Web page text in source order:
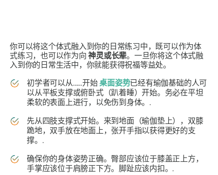
你可以将这个体式融入到你的日常练习中，既可以作为体
式练习，也可以作为向神灵或长辈。一旦你将这个体式融
入到你的日常生活中，你就能获得祝福等益处。
初学者可以从……开始桌面姿势已经有瑜伽基础的人可
以从平板支撑或俯卧式（趴着睡）开始。务必在平坦
柔软的表面上进行，以免伤到身体。.
先从四肢支撑式开始。来到地面（瑜伽垫上），双膝
跪地，双手放在地面上，张开手指以获得更好的支
撑。.
确保你的身体姿势正确。臀部应该位于膝盖正上方，
手掌应该位于肩膀正下方。脚趾应该内扣。.